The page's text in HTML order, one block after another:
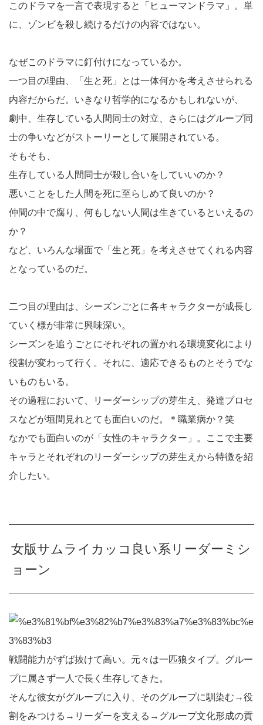
このドラマを一言で表現すると「ヒューマンドラマ」。単
に、ゾンビを殺し続けるだけの内容ではない。
なぜこのドラマに釘付けになっているか。
一つ目の理由、「生と死」とは一体何かを考えさせられる
内容だからだ。いきなり哲学的になるかもしれないが、
劇中、生存している人間同士の対立、さらにはグループ同
士の争いなどがストーリーとして展開されている。
そもそも、
生存している人間同士が殺し合いをしていいのか？
悪いことをした人間を死に至らしめて良いのか？
仲間の中で腐り、何もしない人間は生きているといえるの
か？
など、いろんな場面で「生と死」を考えさせてくれる内容
となっているのだ。
二つ目の理由は、シーズンごとに各キャラクターが成長し
ていく様が非常に興味深い。
シーズンを追うごとにそれぞれの置かれる環境変化により
役割が変わって行く。それに、適応できるものとそうでな
いものもいる。
その過程において、リーダーシップの芽生え、発達プロセ
スなどが垣間見れとても面白いのだ。＊職業病か？笑
なかでも面白いのが「女性のキャラクター」。ここで主要
キャラとそれぞれのリーダーシップの芽生えから特徴を紹
介したい。
女版サムライカッコ良い系リーダーミシ
ョーン
戦闘能力がずば抜けて高い。元々は一匹狼タイプ。グルー
プに属さず一人で長く生存してきた。
そんな彼女がグループに入り、そのグループに馴染む→役
割をみつける→リーダーを支える→グループ文化形成の貢